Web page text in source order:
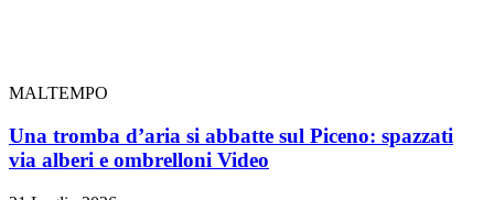
MALTEMPO
Una tromba d’aria si abbatte sul Piceno: spazzati
via alberi e ombrelloni Video